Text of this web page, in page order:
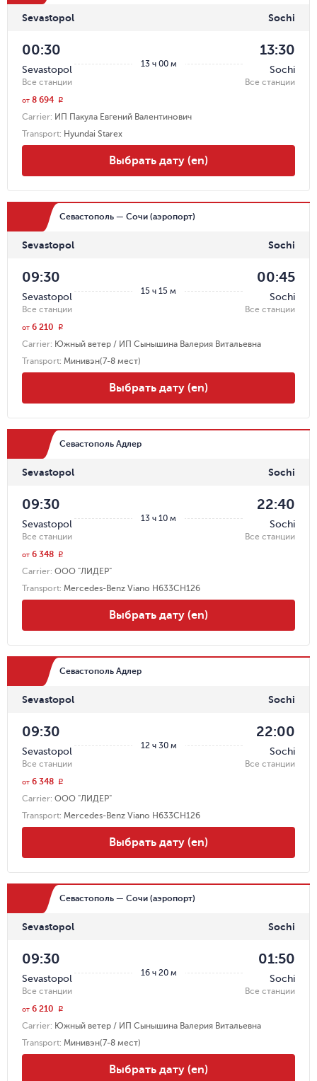
Sevastopol Sochi
13 ч 00 м
00:30
Sevastopol
Все станции
13:30
Sochi
Все станции
Carrier: ИП Пакула Евгений Валентинович
Transport: Hyundai Starex
от 8 694 r
Выбрать дату (en)
Севастополь — Сочи (аэропорт)
Sevastopol Sochi
15 ч 15 м
09:30
Sevastopol
Все станции
00:45
Sochi
Все станции
Carrier: Южный ветер / ИП Сынышина Валерия Витальевна
Transport: Минивэн(7-8 мест)
от 6 210 r
Выбрать дату (en)
Севастополь Адлер
Sevastopol Sochi
13 ч 10 м
09:30
Sevastopol
Все станции
22:40
Sochi
Все станции
Carrier: ООО "ЛИДЕР"
Transport: Mercedes-Benz Viano Н633СН126
от 6 348 r
Выбрать дату (en)
Севастополь Адлер
Sevastopol Sochi
12 ч 30 м
09:30
Sevastopol
Все станции
22:00
Sochi
Все станции
Carrier: ООО "ЛИДЕР"
Transport: Mercedes-Benz Viano Н633СН126
от 6 348 r
Выбрать дату (en)
Севастополь — Сочи (аэропорт)
Sevastopol Sochi
16 ч 20 м
09:30
Sevastopol
Все станции
01:50
Sochi
Все станции
Carrier: Южный ветер / ИП Сынышина Валерия Витальевна
Transport: Минивэн(7-8 мест)
от 6 210 r
Выбрать дату (en)